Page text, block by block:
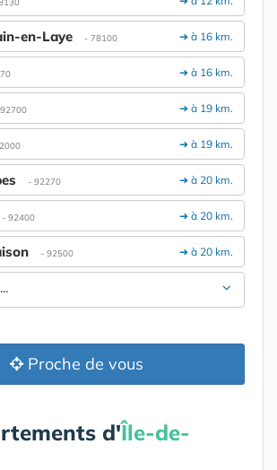
➔ à 16 km.
en-Laye - 78100
➔ à 16 km.
➔ à 19 km.
➔ à 19 km.
➔ à 20 km.
- 92270
➔ à 20 km.
- 92400
➔ à 20 km.
- 92500
Proche de vous
d'Île-de-